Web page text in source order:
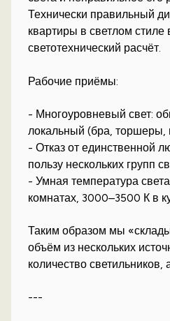
Технически правильный
квартиры в светлом стиле
светотехнический расчёт.
Рабочие приёмы:
- Многоуровневый свет:
локальный (бра, торшеры,
- Отказ от единственной
пользу нескольких групп
- Умная температура
комнатах, 3000–3500 К в
Таким образом мы
объём из нескольких
количество светильников,
---